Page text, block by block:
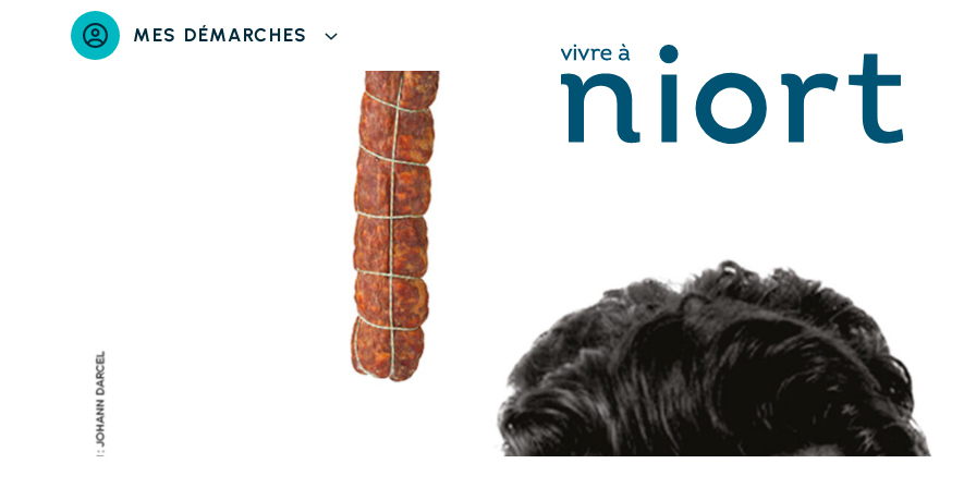
Panneau de gestion des cookies
MES DÉMARCHES